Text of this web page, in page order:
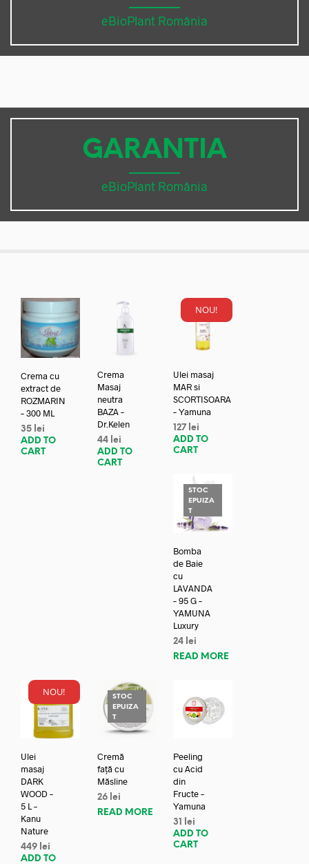
eBioPlant România
GARANTIA
eBioPlant România
Crema cu
extract de
ROZMARIN
– 300 ML
35 lei
ADD TO
CART
Crema
Masaj
neutra
BAZA –
Dr.Kelen
44 lei
ADD TO
CART
NOU!
Ulei masaj
MAR si
SCORTISOARA
– Yamuna
127 lei
ADD TO
CART
STOC
EPUIZA
T
Bomba
de Baie
cu
LAVANDA
– 95 G –
YAMUNA
Luxury
24 lei
READ MORE
NOU!
Ulei
masaj
DARK
WOOD –
5 L –
Kanu
Nature
449 lei
ADD TO
STOC
EPUIZA
T
Cremă
față cu
Măsline
26 lei
READ MORE
Peeling
cu Acid
din
Fructe –
Yamuna
31
lei
ADD TO
CART